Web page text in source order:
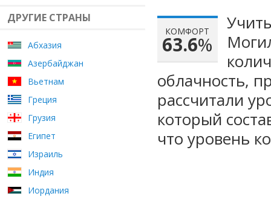
ДРУГИЕ СТРАНЫ
Абхазия
Азербайджан
Вьетнам
Греция
Грузия
Египет
Израиль
Индия
Иордания
КОМФОРТ
63.6%
облачность,
рассчитали
который
что уровень